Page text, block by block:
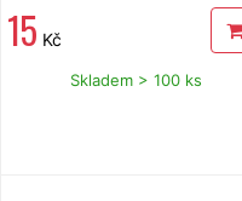
15 Kč
Skladem > 100 ks